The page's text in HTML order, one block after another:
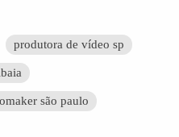
produtora de vídeo sp
são paulo